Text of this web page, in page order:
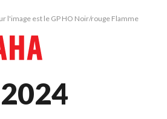
l'image est le GP HO Noir/rouge Flamme